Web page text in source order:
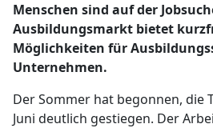
Menschen sind auf der
Ausbildungsmarkt bietet
Möglichkeiten für
Unternehmen.
Der Sommer hat begonnen, die
Juni deutlich gestiegen. Der